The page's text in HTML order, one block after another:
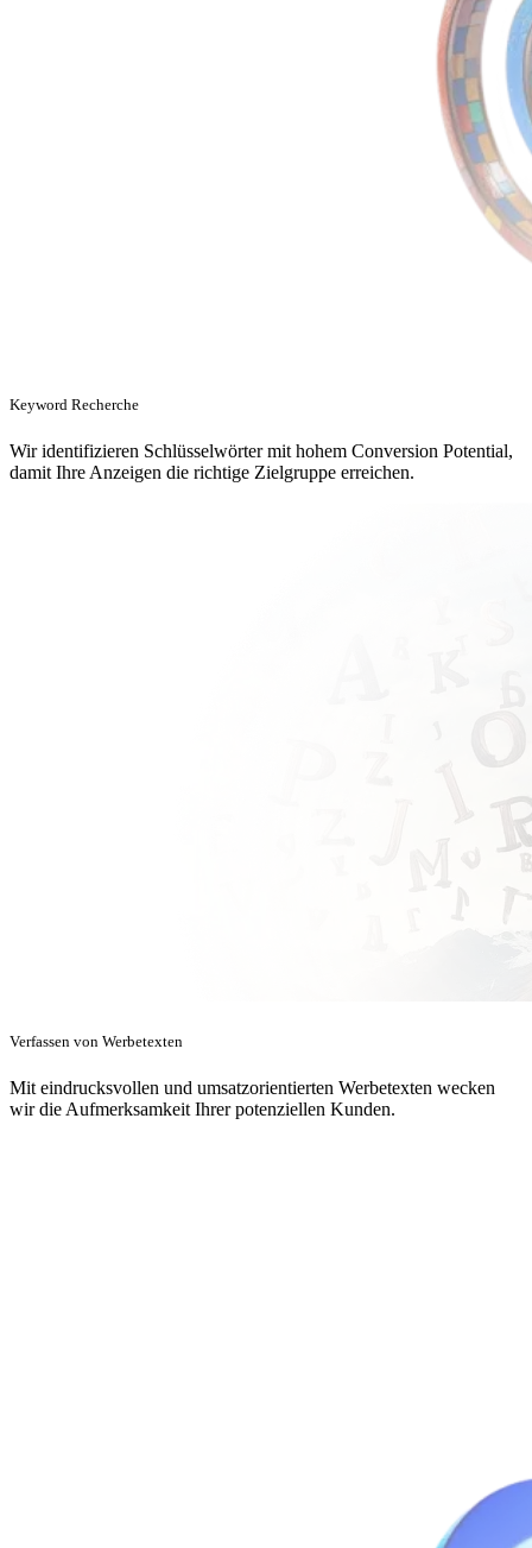
Keyword Recherche
Wir identifizieren Schlüsselwörter mit hohem Conversion Potential,
damit Ihre Anzeigen die richtige Zielgruppe erreichen.
Verfassen von Werbetexten
Mit eindrucksvollen und umsatzorientierten Werbetexten wecken
wir die Aufmerksamkeit Ihrer potenziellen Kunden.